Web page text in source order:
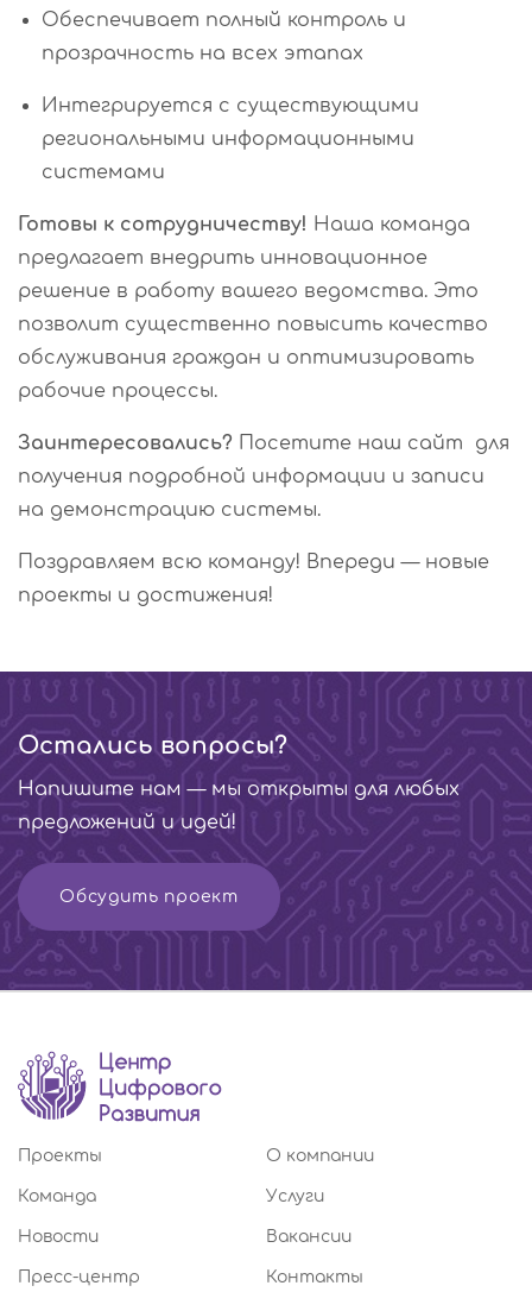
Обеспечивает полный контроль и
прозрачность на всех этапах
Интегрируется с существующими
региональными информационными
системами
Готовы к сотрудничеству! Наша команда
предлагает внедрить инновационное
решение в работу вашего ведомства. Это
позволит существенно повысить качество
обслуживания граждан и оптимизировать
рабочие процессы.
Заинтересовались? Посетите наш сайт для
получения подробной информации и записи
на демонстрацию системы.
Поздравляем всю команду! Впереди — новые
проекты и достижения!
Остались вопросы?
Напишите нам — мы открыты для любых
предложений и идей!
Обсудить проект
Проекты О компании
Команда Услуги
Новости Вакансии
Пресс-центр Контакты